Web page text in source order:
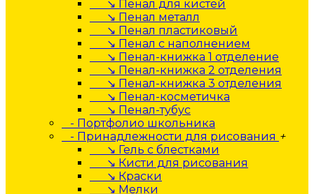
↘ Пенал для кистей
↘ Пенал металл
↘ Пенал пластиковый
↘ Пенал с наполнением
↘ Пенал-книжка 1 отделение
↘ Пенал-книжка 2 отделения
↘ Пенал-книжка 3 отделения
↘ Пенал-косметичка
↘ Пенал-тубус
- Портфолио школьника
- Принадлежности для рисования +
↘ Гель с блестками
↘ Кисти для рисования
↘ Краски
↘ Мелки